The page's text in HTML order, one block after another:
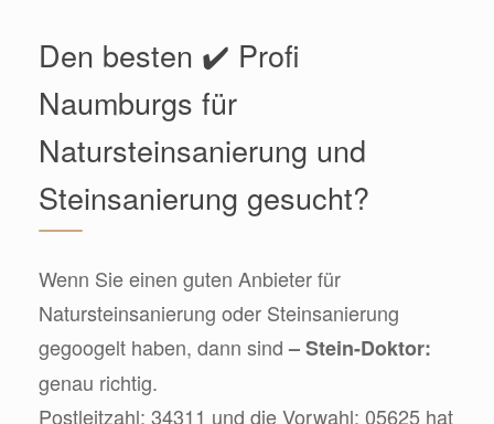
Den besten ✔️ Profi
Naumburgs für
Natursteinsanierung und
Steinsanierung gesucht?
Wenn Sie einen guten Anbieter für
Natursteinsanierung oder Steinsanierung
gegoogelt haben, dann sind– Stein-Doktor:
genau richtig.
Postleitzahl: 34311 und die Vorwahl: 05625 hat